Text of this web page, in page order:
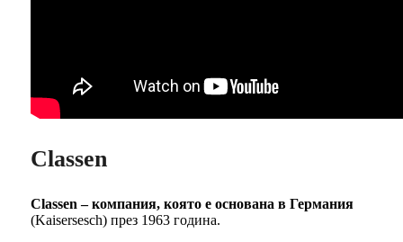
Classen
Classen – компания, която е основана в Германия
(Kaisersesch) през 1963 година.